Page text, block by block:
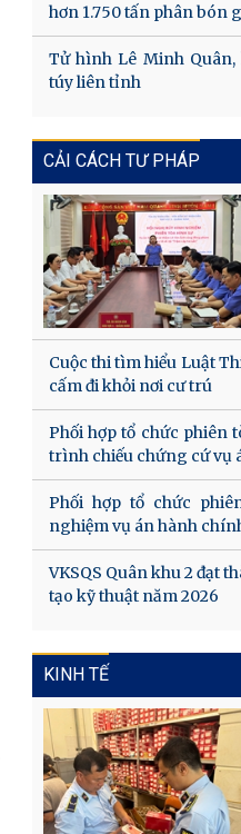
hơn 1.750 tấn phân bón
Tử hình Lê Minh Quân,
túy liên tỉnh
CẢI CÁCH TƯ PHÁP
Cuộc thi tìm hiểu Luật
cấm đi khỏi nơi cư trú
Phối hợp tổ chức phiên
trình chiếu chứng cứ vụ
Phối hợp tổ chức
nghiệm vụ án hành
VKSQS Quân khu 2 đạt
tạo kỹ thuật năm 2026
KINH TẾ